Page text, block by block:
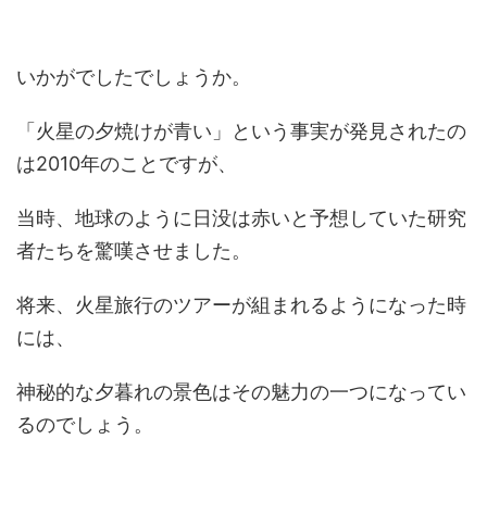
いかがでしたでしょうか。
「火星の夕焼けが青い」という事実が発見されたの
は2010年のことですが、
当時、地球のように日没は赤いと予想していた研究
者たちを驚嘆させました。
将来、火星旅行のツアーが組まれるようになった時
には、
神秘的な夕暮れの景色はその魅力の一つになってい
るのでしょう。